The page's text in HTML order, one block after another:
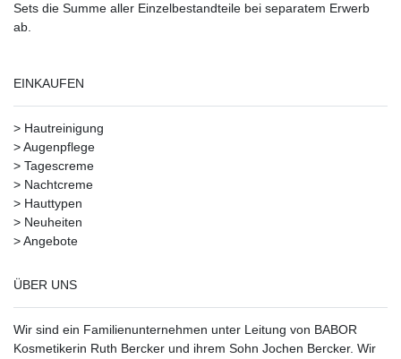
Sets die Summe aller Einzelbestandteile bei separatem Erwerb
ab.
EINKAUFEN
> Hautreinigung
>Augenpflege
> Tagescreme
> Nachtcreme
> Hauttypen
> Neuheiten
>Angebote
ÜBER UNS
Wir sind ein Familienunternehmen unter Leitung von BABOR
Kosmetikerin Ruth Bercker und ihrem Sohn Jochen Bercker. Wir